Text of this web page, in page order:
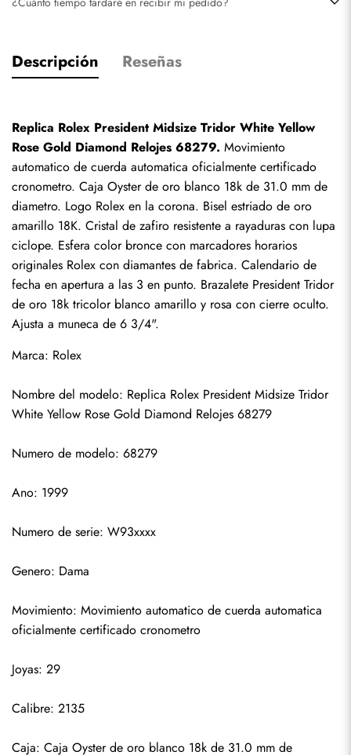
Descripción Reseñas
Replica Rolex President Midsize Tridor White Yellow
Rose Gold Diamond Relojes 68279. Movimiento
automatico de cuerda automatica oficialmente certificado
cronometro. Caja Oyster de oro blanco 18k de 31.0 mm de
diametro. Logo Rolex en la corona. Bisel estriado de oro
amarillo 18K. Cristal de zafiro resistente a rayaduras con lupa
ciclope. Esfera color bronce con marcadores horarios
originales Rolex con diamantes de fabrica. Calendario de
fecha en apertura a las 3 en punto. Brazalete President Tridor
de oro 18k tricolor blanco amarillo y rosa con cierre oculto.
Ajusta a muneca de 6 3/4".
Marca: Rolex
Nombre del modelo: Replica Rolex President Midsize Tridor
White Yellow Rose Gold Diamond Relojes 68279
Numero de modelo: 68279
Ano: 1999
Numero de serie: W93xxxx
Genero: Dama
Movimiento: Movimiento automatico de cuerda automatica
oficialmente certificado cronometro
Joyas: 29
Calibre: 2135
Caja: Caja Oyster de oro blanco 18k de 31.0 mm de